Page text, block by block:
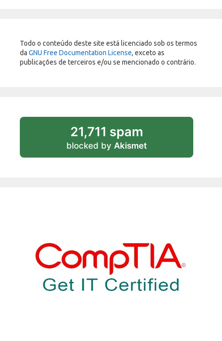
Todo o conteúdo deste site está licenciado sob os termos
da GNU Free Documentation License, exceto as
publicações de terceiros e/ou se mencionado o contrário.
21,711 spam
blocked by Akismet